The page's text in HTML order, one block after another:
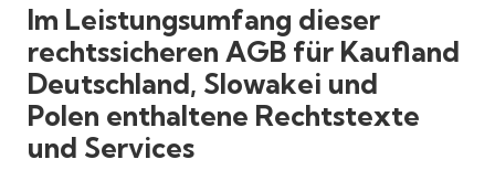
Im Leistungsumfang dieser
rechtssicheren AGB für Kaufland
Deutschland, Slowakei und
Polen enthaltene Rechtstexte
und Services